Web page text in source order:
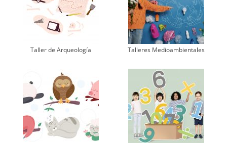
Taller de Arqueología Talleres Medioambientales